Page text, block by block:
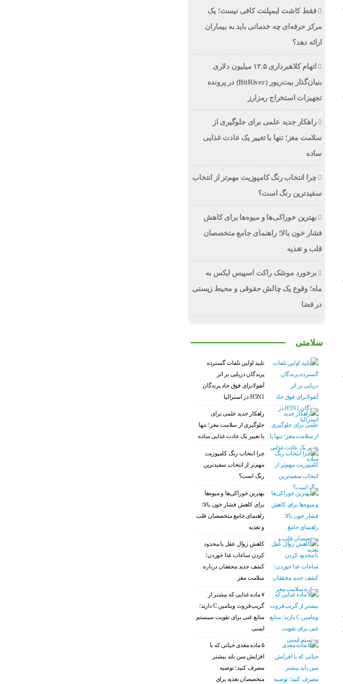
فقط کاشت ایمپلنت کافی نیست؛ یک
مرکز حرفه‌ای چه خدماتی باید به بیماران
ارائه دهد؟
اتهام کلاهبرداری ۱۲.۵ میلیون دلاری
بنیان‌گذار بیت‌ریور (BitRiver) در پرونده
تجهیزات استخراج رمزارز
راهکار جدید علمی برای جلوگیری از
سلامت مغز؛ تنها با تغییر یک عادت غذایی
ساده
چرا انتخاب رنگ کامپوزیت مهم‌تر از انتخاب
سفیدترین رنگ است؟
بهترین خوراکی‌ها و میوه‌ها برای کاهش
فشار خون بالا؛ راهنمای جامع متخصصان
قلب و تغذیه
برخورد موشک راکت اسپیس ایکس به
ماه؛ وقوع یک چالش حقوقی و محیط زیستی
در فضا
سلامتی
تایید اولین تلفات گسترده
پرندگان دریایی بر اثر
آنفولانزای فوق حاد پرندگان
H5N1 در استرالیا
راهکار جدید علمی برای
جلوگیری از سلامت مغز؛ تنها
با تغییر یک عادت غذایی ساده
چرا انتخاب رنگ کامپوزیت
مهم‌تر از انتخاب سفیدترین
رنگ است؟
بهترین خوراکی‌ها و میوه‌ها
برای کاهش فشار خون بالا؛
راهنمای جامع متخصصان قلب
و تغذیه
کاهش زوال عقل با محدود
کردن ساعات غذا خوردن؛
کشف جدید محققان درباره
سلامت مغز
۷ ماده غذایی که بیشتر از
گریپ‌فروت ویتامین C دارند؛
منابع غنی برای تقویت سیستم
ایمنی
۵ ماده مغذی حیاتی که با
افزایش سن باید بیشتر
مصرف کنید؛ توصیه
متخصصان تغذیه برای